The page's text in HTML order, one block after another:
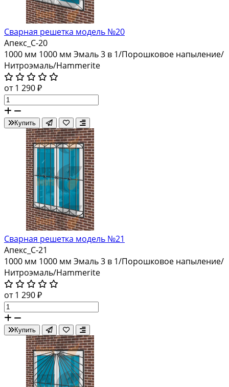
Сварная решетка модель №20
Апекс_С-20
1000 мм 1000 мм Эмаль 3 в 1/Порошковое напыление/
Нитроэмаль/Hammerite
от 1 290 ₽
Купить
Сварная решетка модель №21
Апекс_С-21
1000 мм 1000 мм Эмаль 3 в 1/Порошковое напыление/
Нитроэмаль/Hammerite
от 1 290 ₽
Купить